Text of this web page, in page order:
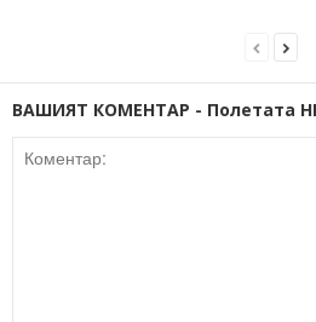
ВАШИЯТ КОМЕНТАР - Полетата